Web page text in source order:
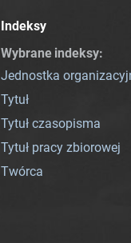
Indeksy
Wybrane indeksy:
Jednostka
Tytuł
Tytuł czasopisma
Tytuł pracy zbiorowej
Twórca